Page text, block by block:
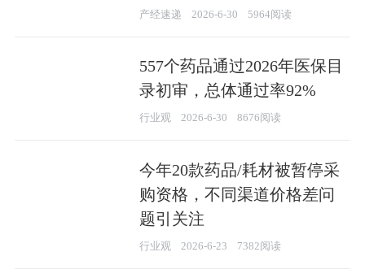
产经速递 2026-6-30 5964阅读
557个药品通过2026年医保目
录初审，总体通过率92%
行业观 2026-6-30 8676阅读
今年20款药品/耗材被暂停采
购资格，不同渠道价格差问
题引关注
行业观 2026-6-23 7382阅读